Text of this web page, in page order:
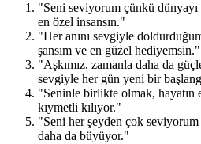
"Seni seviyorum çünkü dünyayı
en özel insansın."
"Her anını sevgiyle
şansım ve en güzel hediyemsin."
"Aşkımız, zamanla daha da
sevgiyle her gün yeni bir
"Seninle birlikte olmak, hayatın
kıymetli kılıyor."
"Seni her şeyden çok
daha da büyüyor."